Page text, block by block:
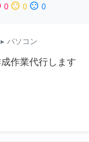
0 sentiment_neutral 0 sentiment_dissatisfied 0
▸ パソコン
作業代行します